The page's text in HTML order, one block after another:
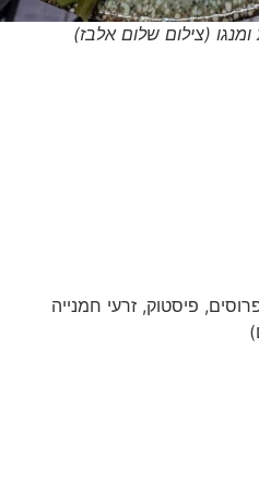
(צילום שלום אלבז)
פיסטוק, זרעי חמנייה